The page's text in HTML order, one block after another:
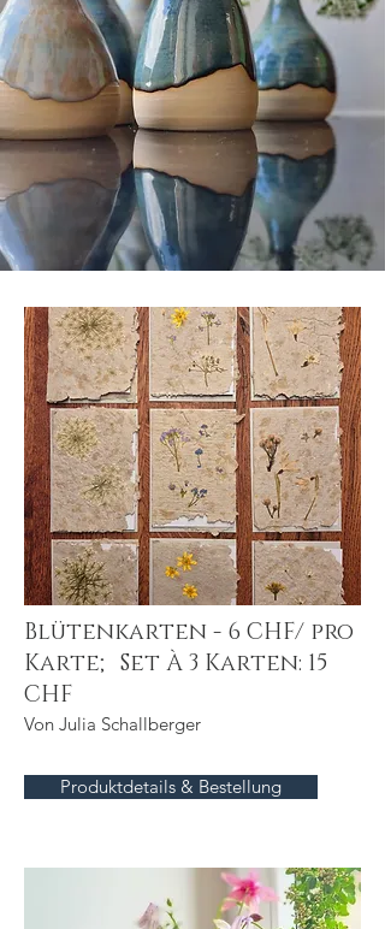
Blütenkarten - 6 CHF/ pro
Karte; Set À 3 Karten: 15
CHF
Von Julia Schallberger
Produktdetails & Bestellung